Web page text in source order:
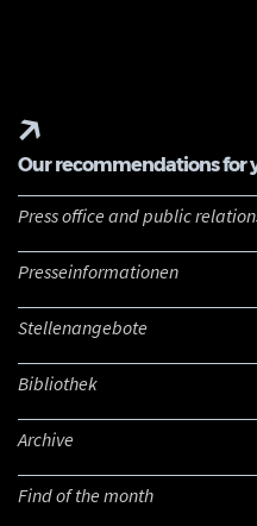
Our recommendations for
Press office and public
Presseinformationen
Stellenangebote
Bibliothek
Archive
Find of the month